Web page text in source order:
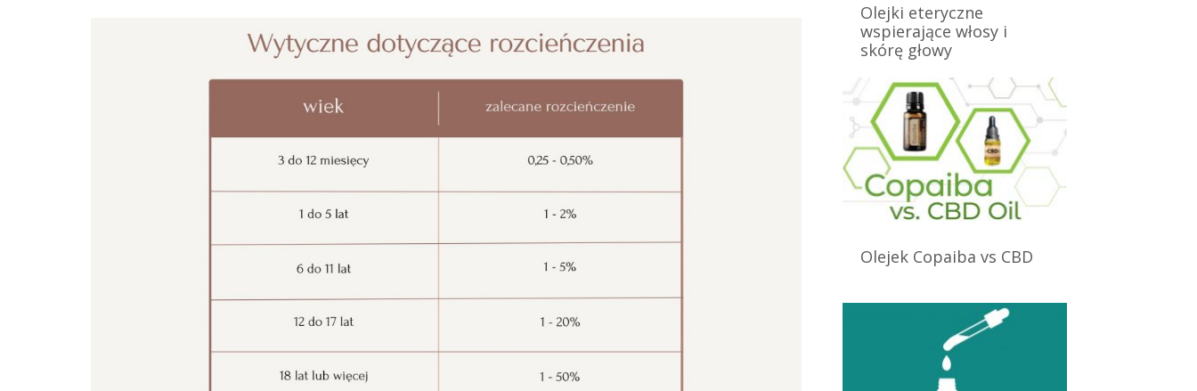
Olejki eteryczne
wspierające włosy i
skórę głowy
#olejki eteryczne Poznań
Olejek Copaiba vs CBD